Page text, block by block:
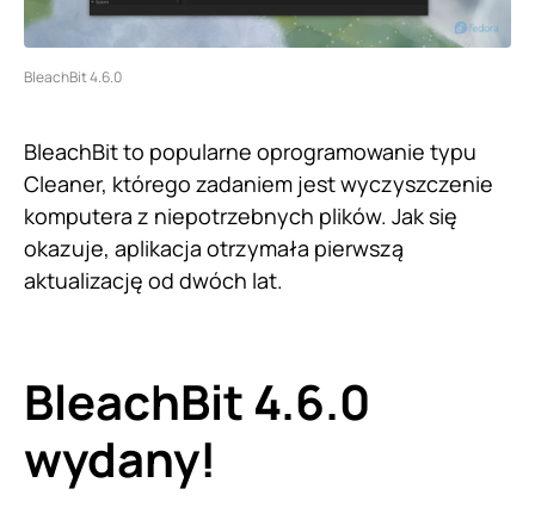
BleachBit 4.6.0
BleachBit to popularne oprogramowanie typu
Cleaner, którego zadaniem jest wyczyszczenie
komputera z niepotrzebnych plików. Jak się
okazuje, aplikacja otrzymała pierwszą
aktualizację od dwóch lat.
BleachBit 4.6.0
wydany!